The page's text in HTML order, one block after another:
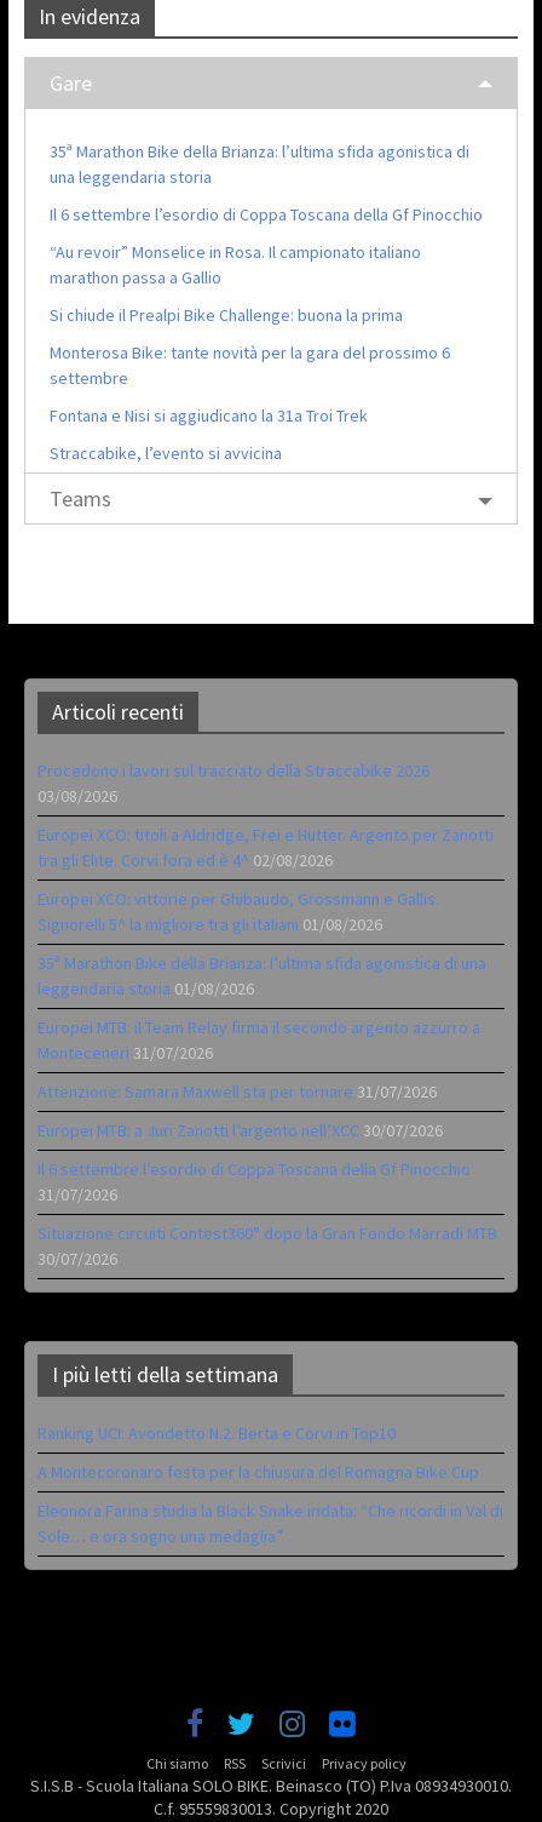
In evidenza
Gare
35ª Marathon Bike della Brianza: l’ultima sfida agonistica di
una leggendaria storia
Il 6 settembre l’esordio di Coppa Toscana della Gf Pinocchio
“Au revoir” Monselice in Rosa. Il campionato italiano
marathon passa a Gallio
Si chiude il Prealpi Bike Challenge: buona la prima
Monterosa Bike: tante novità per la gara del prossimo 6
settembre
Fontana e Nisi si aggiudicano la 31a Troi Trek
Straccabike, l’evento si avvicina
Teams
Articoli recenti
Procedono i lavori sul tracciato della Straccabike 2026
03/08/2026
Europei XCO: titoli a Aldridge, Frei e Hutter. Argento per Zanotti
tra gli Elite. Corvi fora ed è 4^ 02/08/2026
Europei XCO: vittorie per Ghibaudo, Grossmann e Gallis.
Signorelli 5^ la migliore tra gli italiani 01/08/2026
35ª Marathon Bike della Brianza: l’ultima sfida agonistica di una
leggendaria storia 01/08/2026
Europei MTB: il Team Relay firma il secondo argento azzurro a
Monteceneri 31/07/2026
Attenzione: Samara Maxwell sta per tornare 31/07/2026
Europei MTB: a Juri Zanotti l’argento nell’XCC 30/07/2026
Il 6 settembre l’esordio di Coppa Toscana della Gf Pinocchio
31/07/2026
Situazione circuiti Contest360° dopo la Gran Fondo Marradi MTB
30/07/2026
I più letti della settimana
Ranking UCI: Avondetto N.2. Berta e Corvi in Top10
A Montecoronaro festa per la chiusura del Romagna Bike Cup
Eleonora Farina studia la Black Snake iridata: “Che ricordi in Val di
Sole… e ora sogno una medaglia”
Chi siamo RSS Scrivici Privacy policy
S.I.S.B - Scuola Italiana SOLO BIKE. Beinasco (TO) P.Iva 08934930010.
C.f. 95559830013. Copyright 2020